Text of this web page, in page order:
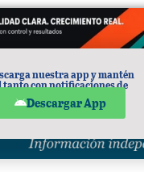
PUBLICIDAD
nuestra app y mantén
tanto con notificaciones de
Descargar App